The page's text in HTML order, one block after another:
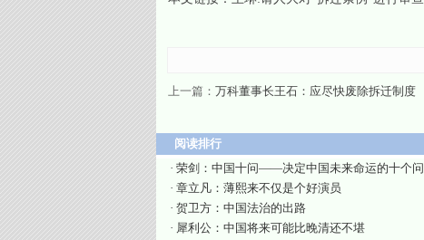
上一篇： 万科董事长王石：应尽快废除拆迁制度
阅读排行
· 荣剑：中国十问——决定中国未来命运的十个
· 章立凡：薄熙来不仅是个好演员
· 贺卫方：中国法治的出路
· 犀利公：中国将来可能比晚清还不堪